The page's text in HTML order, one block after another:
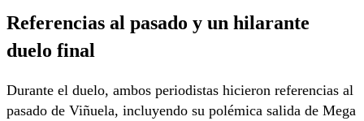
Referencias al pasado y un hilarante
duelo final
Durante el duelo, ambos periodistas hicieron referencias al
pasado de Viñuela, incluyendo su polémica salida de Mega